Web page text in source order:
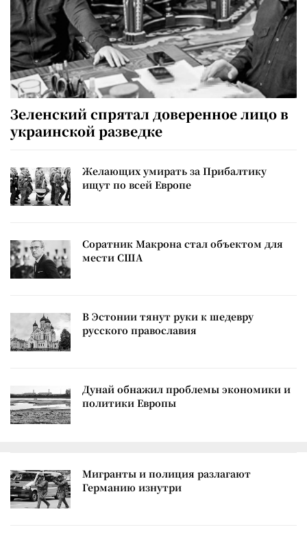
Зеленский спрятал доверенное лицо в
украинской разведке
Желающих умирать за Прибалтику
ищут по всей Европе
Соратник Макрона стал объектом для
мести США
В Эстонии тянут руки к шедевру
русского православия
Дунай обнажил проблемы экономики и
политики Европы
Мигранты и полиция разлагают
Германию изнутри